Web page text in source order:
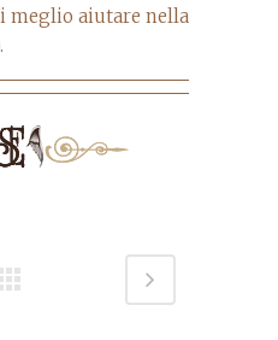
meglio aiutare nella